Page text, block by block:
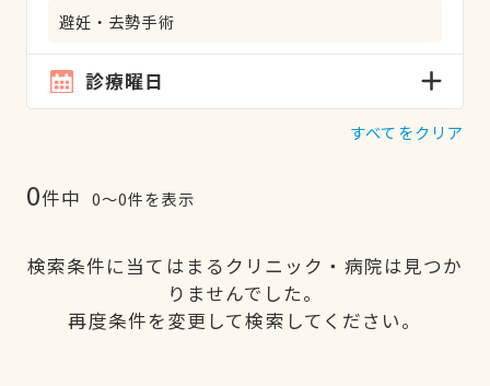
避妊・去勢手術
診療曜日
すべてをクリア
0件中 0〜0件を表示
検索条件に当てはまるクリニック・病院は見つか
りませんでした。
再度条件を変更して検索してください。